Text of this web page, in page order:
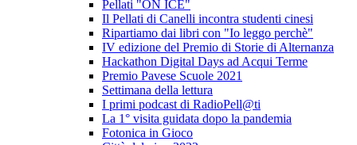
Pellati "ON ICE"
Il Pellati di Canelli incontra studenti cinesi
Ripartiamo dai libri con "Io leggo perchè"
IV edizione del Premio di Storie di Alternanza
Hackathon Digital Days ad Acqui Terme
Premio Pavese Scuole 2021
Settimana della lettura
I primi podcast di RadioPell@ti
La 1° visita guidata dopo la pandemia
Fotonica in Gioco